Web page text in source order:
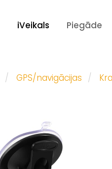
iVeikals Piegāde
GPS/navigācijas